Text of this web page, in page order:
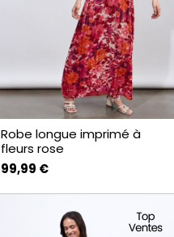
Robe longue imprimé à
fleurs rose
99,99 €